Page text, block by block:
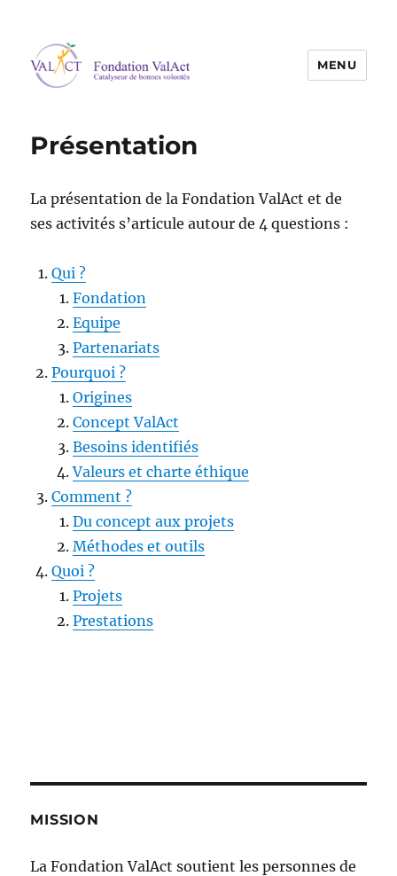
MENU
Présentation
La présentation de la Fondation ValAct et de
ses activités s’articule autour de 4 questions :
Qui ?
Fondation
Equipe
Partenariats
Pourquoi ?
Origines
Concept ValAct
Besoins identifiés
Valeurs et charte éthique
Comment ?
Du concept aux projets
Méthodes et outils
Quoi ?
Projets
Prestations
MISSION
La Fondation ValAct soutient les personnes de